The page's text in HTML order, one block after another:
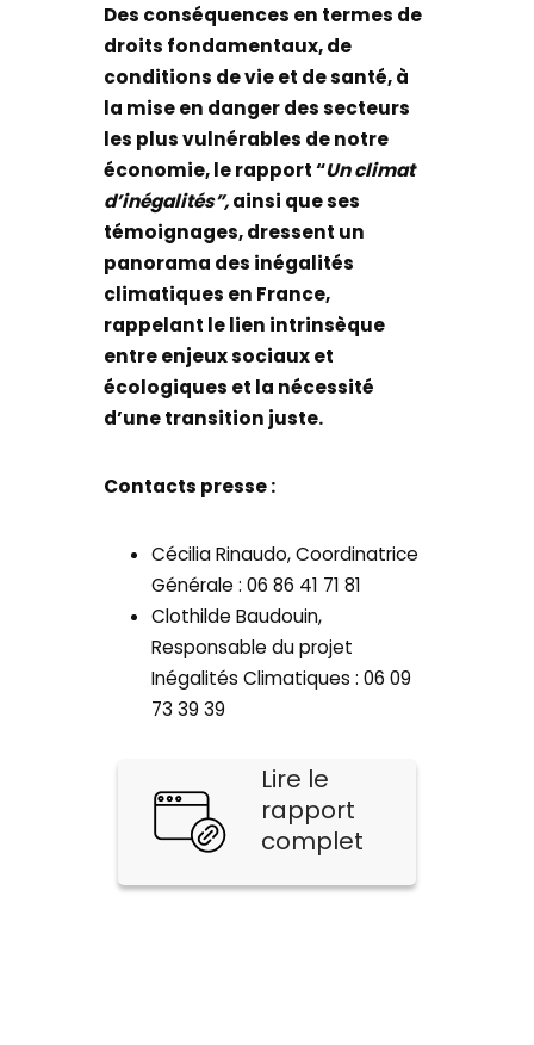
Des conséquences en termes de
droits fondamentaux, de
conditions de vie et de santé, à
la mise en danger des secteurs
les plus vulnérables de notre
économie, le rapport “Un climat
d’inégalités”,ainsi que ses
témoignages, dressent un
panorama des inégalités
climatiques en France,
rappelant le lien intrinsèque
entre enjeux sociaux et
écologiques et la nécessité
d’une transition juste.
Contacts presse :
Cécilia Rinaudo, Coordinatrice
Générale : 06 86 41 71 81
Clothilde Baudouin,
Responsable du projet
Inégalités Climatiques : 06 09
73 39 39
Lire le
rapport
complet